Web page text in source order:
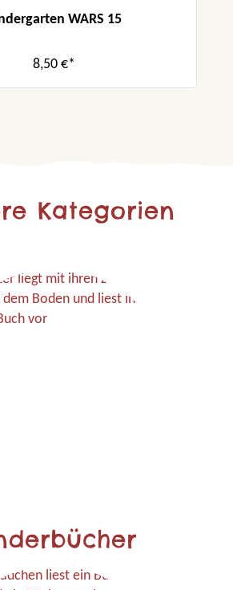
WARS 15
8,50 €*
Kategorien